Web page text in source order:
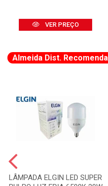
VER PREÇO
Almeida Dist. Recomenda
LÂMPADA ELGIN LED SUPER